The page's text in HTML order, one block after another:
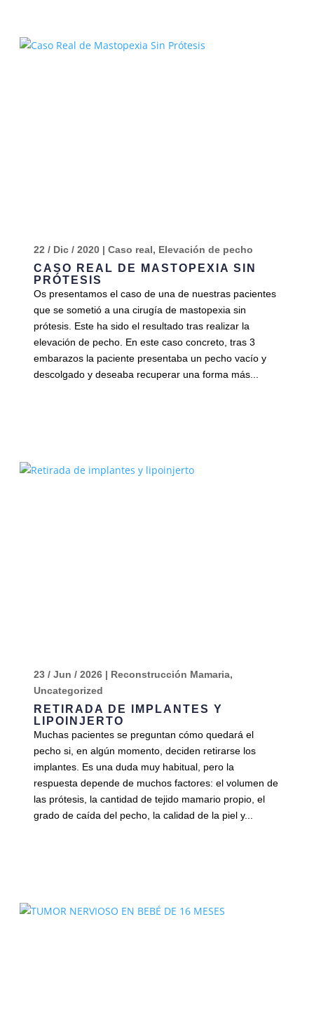
CASO REAL DE MASTOPEXIA SIN
PRÓTESIS
22 / Dic / 2020| Caso real, Elevación de pecho
Os presentamos el caso de una de nuestras pacientes
que se sometió a una cirugía de mastopexia sin
prótesis. Este ha sido el resultado tras realizar la
elevación de pecho. En este caso concreto, tras 3
embarazos la paciente presentaba un pecho vacío y
descolgado y deseaba recuperar una forma más...
RETIRADA DE IMPLANTES Y
LIPOINJERTO
23 / Jun / 2026| Reconstrucción Mamaria,
Uncategorized
Muchas pacientes se preguntan cómo quedará el
pecho si, en algún momento, deciden retirarse los
implantes. Es una duda muy habitual, pero la
respuesta depende de muchos factores: el volumen de
las prótesis, la cantidad de tejido mamario propio, el
grado de caída del pecho, la calidad de la piel y...